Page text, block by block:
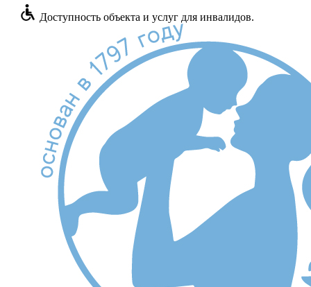
Доступность объекта и услуг для инвалидов.